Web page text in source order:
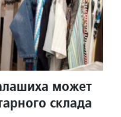
может
склада